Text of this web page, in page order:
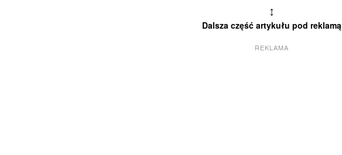
↕
Dalsza część artykułu pod reklamą
REKLAMA